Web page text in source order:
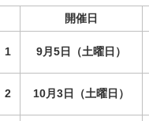
開催日
1 9月5日（土曜日）
2 10月3日（土曜日）